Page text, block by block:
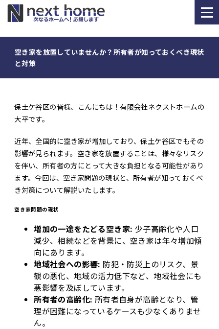
HOME
0120-304-221
受付時間:9:00～19:00
定休日:毎週火曜日・水曜日 年末年始、お盆
空き家を放置していませんか？所有者が知っておくべき現状
と対策
保土ケ谷区の皆様、こんにちは！有限会社ネクストホームの
大平です。
近年、全国的に空き家が増加しており、保土ケ谷区でもその
影響が見られます。空き家を放置することは、様々なリスク
を伴い、所有者の方にとって大きな負担となる可能性があり
ます。今回は、空き家問題の現状と、所有者が知っておくべ
き対策について解説いたします。
空き家問題の現状
増加の一途をたどる空き家: 少子高齢化や人口
減少、相続などを背景に、空き家は年々増加傾
向にあります。
地域社会への影響: 防犯・防災上のリスク、景
観の悪化、地域の活力低下など、地域社会にも
悪影響を及ぼしています。
所有者の高齢化: 所有者自身が高齢となり、管
理が困難になっているケースも少なくありませ
ん。